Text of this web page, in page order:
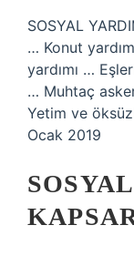
SOSYAL
… Konut
yardımı …
… Muhtaç
Yetim ve
Ocak 2019